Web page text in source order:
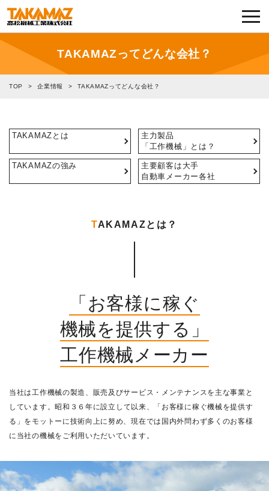
各種お問い合わせ・部品注文
採用に関してはこちらから
企業情報
お問い合わせ
高松流技
ご利用に際して
TAKAMAZってどんな会社？
TOP > 企業情報 > TAKAMAZってどんな会社？
TAKAMAZとは
主力製品
「工作機械」とは？
TAKAMAZの強み
主要顧客は大手
自動車メーカー各社
TAKAMAZとは？
「お客様に稼ぐ
機械を提供する」
工作機械メーカー
当社は工作機械の製造、販売及びサービス・メンテナンスを主な事業と
しています。昭和３６年に設立して以来、
「お客様に稼ぐ機械を提供す
る」をモットーに技術向上に努め、現在では国内外問わず多くのお客様
に当社の機械をご利用いただいています。